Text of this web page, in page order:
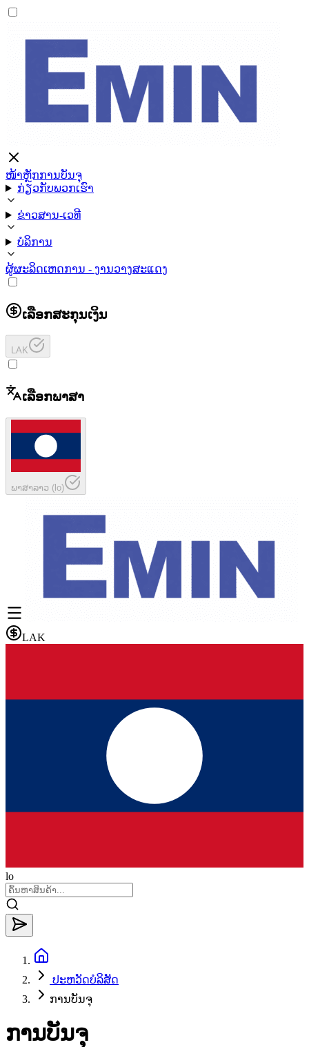
ໜ້າຫຼັກການບັນຈຸ
ກ່ຽວກັບພວກເຮົາ
ຂ່າວສານ-ເວທີ
ບໍລິການ
ຜູ້ຜະລິດເຫດການ - ງານວາງສະແດງ
ເລືອກສະກຸນເງິນ
LAK
ເລືອກພາສາ
ພາສາລາວ (lo)
LAK
lo
ປະ​ຫວັດ​ບໍ​ລິ​ສັດ
ການບັນຈຸ
ການບັນຈຸ